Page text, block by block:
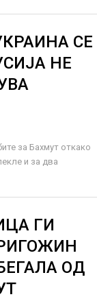
СЕ
НЕ
за Бахмут откако
и за два
ГИ
ОД